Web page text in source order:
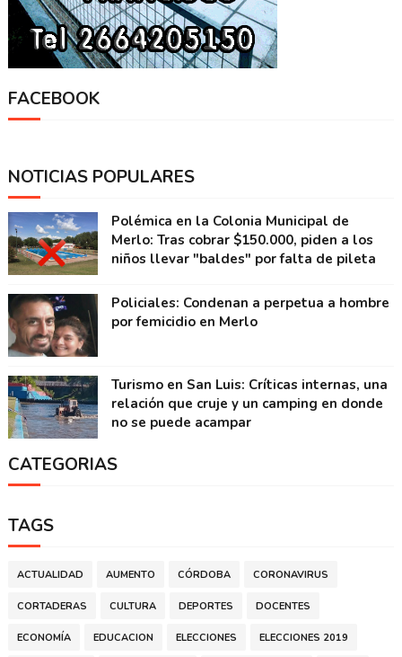
FACEBOOK
NOTICIAS POPULARES
Polémica en la Colonia Municipal de
Merlo: Tras cobrar $150.000, piden a los
niños llevar "baldes" por falta de pileta
Policiales: Condenan a perpetua a hombre
por femicidio en Merlo
Turismo en San Luis: Críticas internas, una
relación que cruje y un camping en donde
no se puede acampar
CATEGORIAS
TAGS
ACTUALIDAD AUMENTO CÓRDOBA CORONAVIRUS
CORTADERAS CULTURA DEPORTES DOCENTES
ECONOMÍA EDUCACION ELECCIONES ELECCIONES 2019